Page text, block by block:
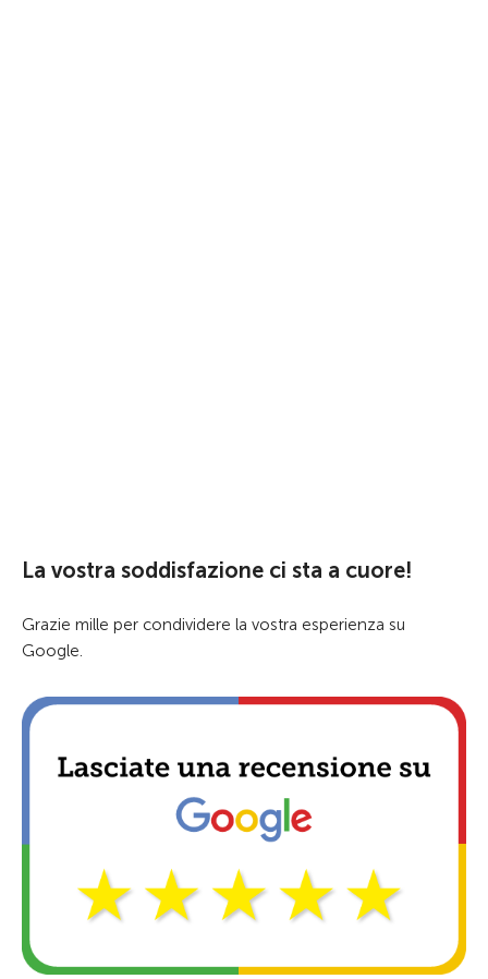
La vostra soddisfazione ci sta a cuore!
Grazie mille per condividere la vostra esperienza su
Google.